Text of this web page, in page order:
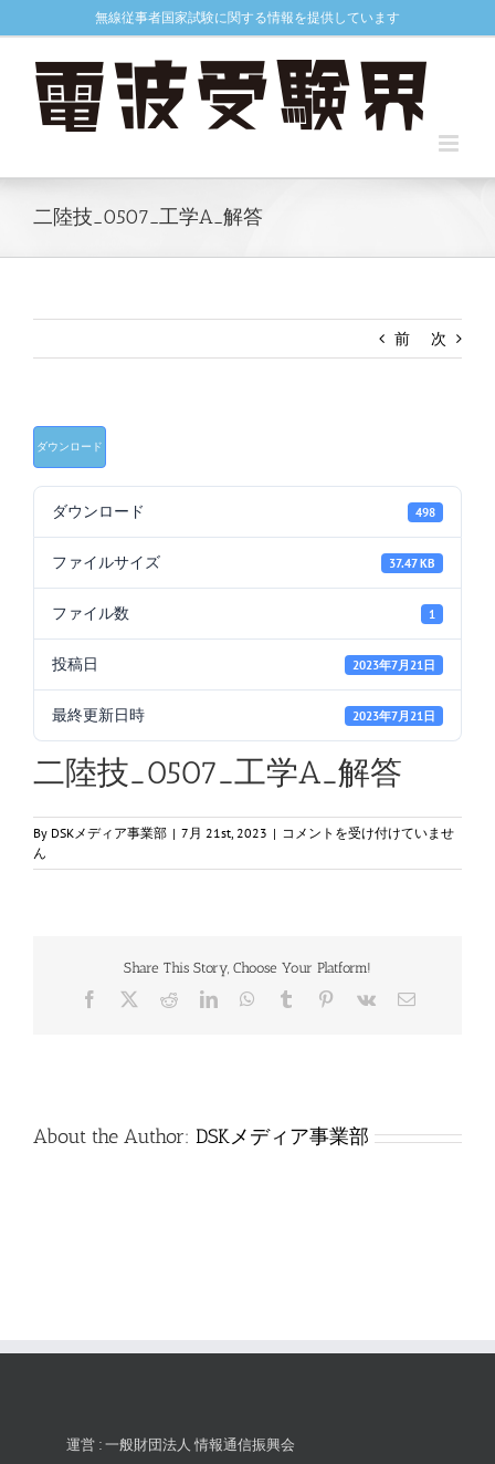
to
無線従事者国家試験に関する情報を提供しています
二陸技_0507_工学A_解答
前 次
ダウンロード
ダウンロード 498
ファイルサイズ 37.47 KB
ファイル数 1
投稿日 2023年7月21日
最終更新日時 2023年7月21日
二陸技_0507_工学A_解答
By DSKメディア事業部 | 7月 21st, 2023 | 二
技
解
答
は
コメントを受け付けていませ
ん
Share This Story, Choose Your Platform!
Facebook RedditLinkedInWhatsApp
Tumblr Pinterest
Vk
電
About the Author: DSKメディア事業部
運営 : 一般財団法人 情報通信振興会